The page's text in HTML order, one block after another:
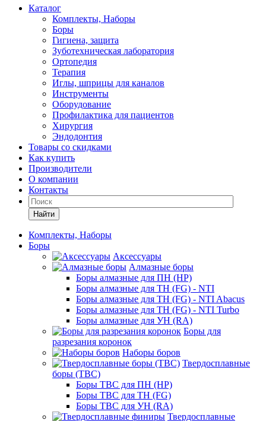
Каталог
Комплекты, Наборы
Боры
Гигиена, защита
Зуботехническая лаборатория
Ортопедия
Терапия
Иглы, шприцы для каналов
Инструменты
Оборудование
Профилактика для пациентов
Хирургия
Эндодонтия
Товары со скидками
Как купить
Производители
О компании
Контакты
Найти
Комплекты, Наборы
Боры
Аксессуары
Алмазные боры
Боры алмазные для ПН (HP)
Боры алмазные для ТН (FG) - NTI
Боры алмазные для ТН (FG) - NTI Abacus
Боры алмазные для ТН (FG) - NTI Turbo
Боры алмазные для УН (RA)
Боры для
разрезания коронок
Наборы боров
Твердосплавные
боры (ТВС)
Боры ТВС для ПН (HP)
Боры ТВС для ТН (FG)
Боры ТВС для УН (RA)
Твердосплавные